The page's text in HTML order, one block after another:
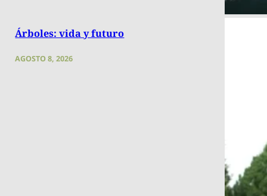
Árboles: vida y futuro
AGOSTO 8, 2026